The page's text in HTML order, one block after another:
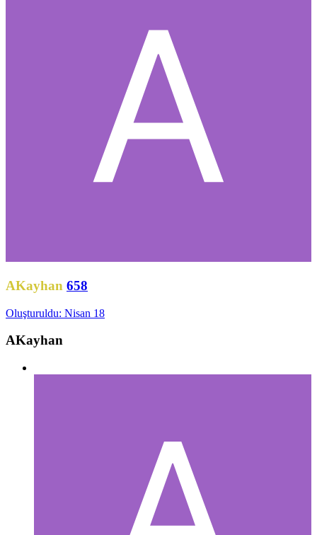
AKayhan 658
Oluşturuldu: Nisan 18
AKayhan